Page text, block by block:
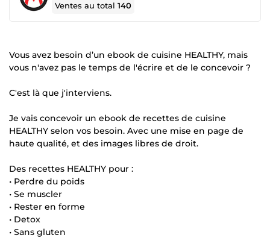
Ventes au total140
Vous avez besoin d’un ebook de cuisine HEALTHY, mais
vous n'avez pas le temps de l'écrire et de le concevoir ?
C'est là que j'interviens.
Je vais concevoir un ebook de recettes de cuisine
HEALTHY selon vos besoin. Avec une mise en page de
haute qualité, et des images libres de droit.
Des recettes HEALTHY pour :
• Perdre du poids
• Se muscler
• Rester en forme
• Detox
• Sans gluten